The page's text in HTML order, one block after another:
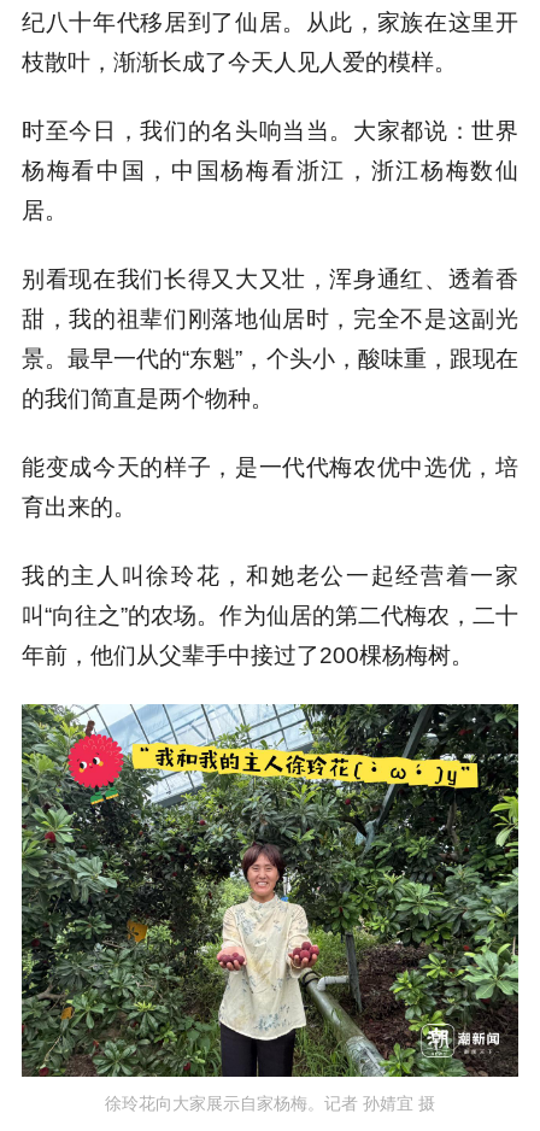
纪八十年代移居到了仙居。从此，家族在这里开
枝散叶，渐渐长成了今天人见人爱的模样。
时至今日，我们的名头响当当。大家都说：世界
杨梅看中国，中国杨梅看浙江，浙江杨梅数仙
居。
别看现在我们长得又大又壮，浑身通红、透着香
甜，我的祖辈们刚落地仙居时，完全不是这副光
景。最早一代的“东魁”，个头小，酸味重，跟现在
的我们简直是两个物种。
能变成今天的样子，是一代代梅农优中选优，培
育出来的。
我的主人叫徐玲花，和她老公一起经营着一家
叫“向往之”的农场。作为仙居的第二代梅农，二十
年前，他们从父辈手中接过了200棵杨梅树。
徐玲花向大家展示自家杨梅。记者 孙婧宜 摄